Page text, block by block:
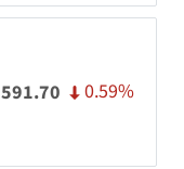
591.70 0.59%